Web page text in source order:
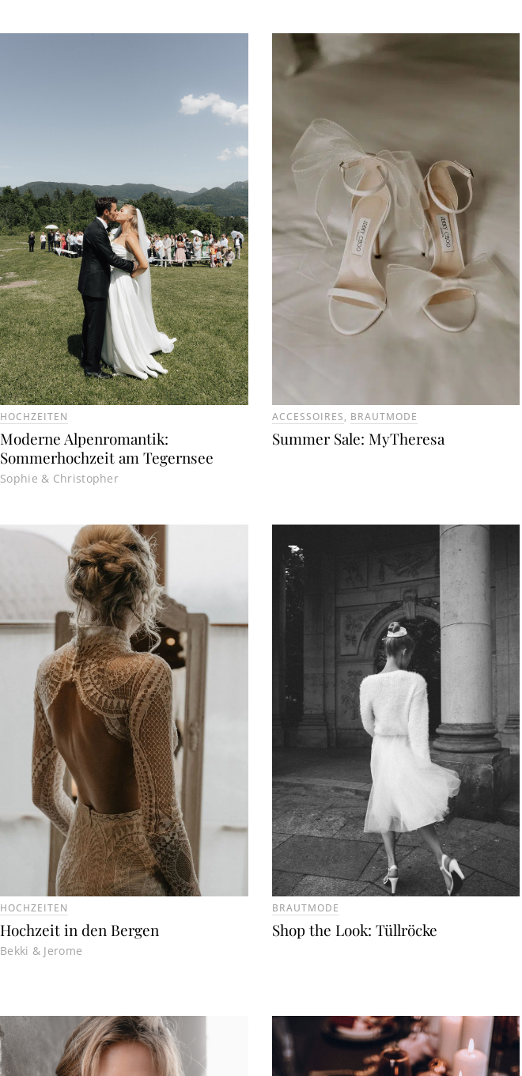
HOCHZEITEN
Moderne Alpenromantik:
Sommerhochzeit am Tegernsee
Sophie & Christopher
ACCESSOIRES, BRAUTMODE
Summer Sale: MyTheresa
HOCHZEITEN
Hochzeit in den Bergen
Bekki & Jerome
BRAUTMODE
Shop the Look: Tüllröcke